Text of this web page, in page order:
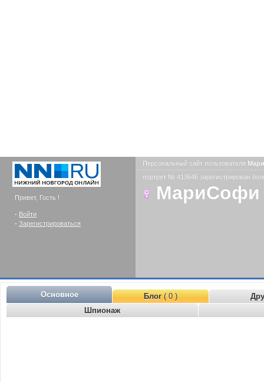
Привет, Гость !
- Войти
- Зарегистрироваться
Персональный сайт пользователя
портрет № 413646 зарегистрирован
МариСофи
Основное Блог( 0 )
Шпионаж